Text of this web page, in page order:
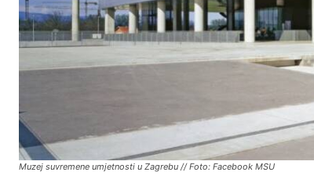
Muzej suvremene umjetnosti u Zagrebu // Foto: Facebook MSU